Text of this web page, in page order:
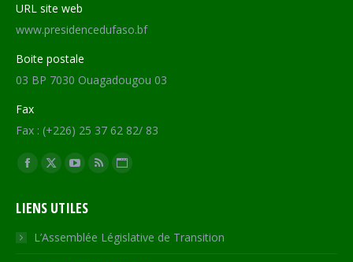
URL site web
www.presidencedufaso.bf
Boite postale
03 BP 7030 Ouagadougou 03
Fax
Fax : (+226) 25 37 62 82/ 83
Trouvez nous sur :
Facebook
opens
in
new
X
opens
in
new
YouTube
opens
in
new
RSS
in
new
Site
opens
in
LIENS UTILES
L’Assemblée Législative de Transition